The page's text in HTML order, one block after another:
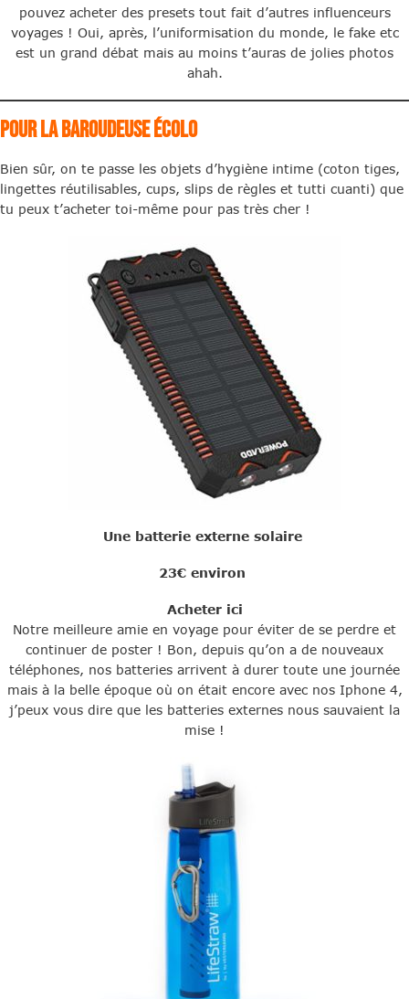
pouvez acheter des presets tout fait d’autres influenceurs
voyages ! Oui, après, l’uniformisation du monde, le fake etc
est un grand débat mais au moins t’auras de jolies photos
ahah.
Pour la baroudeuse écolo
Bien sûr, on te passe les objets d’hygiène intime (coton tiges,
lingettes réutilisables, cups, slips de règles et tutti cuanti) que
tu peux t’acheter toi-même pour pas très cher !
Une batterie externe solaire
23€ environ
Acheter ici
Notre meilleure amie en voyage pour éviter de se perdre et
continuer de poster ! Bon, depuis qu’on a de nouveaux
téléphones, nos batteries arrivent à durer toute une journée
mais à la belle époque où on était encore avec nos Iphone 4,
j’peux vous dire que les batteries externes nous sauvaient la
mise !